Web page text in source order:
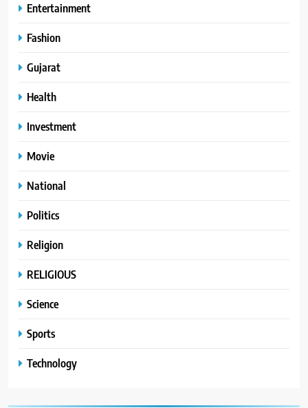
Entertainment
Fashion
Gujarat
Health
Investment
Movie
National
Politics
Religion
RELIGIOUS
Science
Sports
Technology